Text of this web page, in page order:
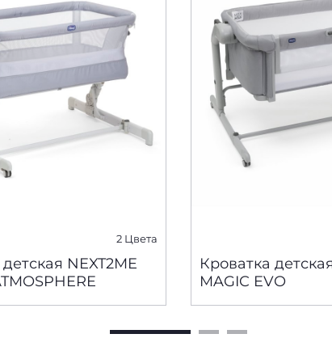
2 Цвета
NEXT2ME
Кроватка
MAGIC EVO